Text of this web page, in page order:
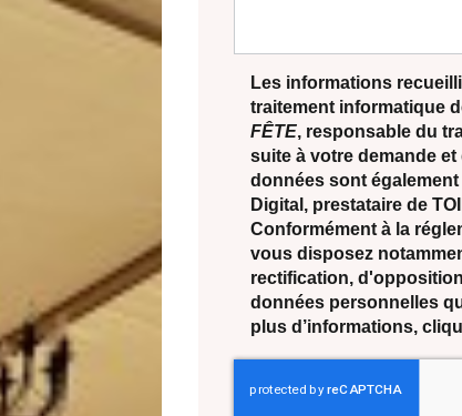
Les informations
traitement informatique
FÊTE, responsable du
suite à votre demande
données sont
Digital, prestataire de
Conformément à la
vous disposez
rectification,
données personnelles
plus d’informations,